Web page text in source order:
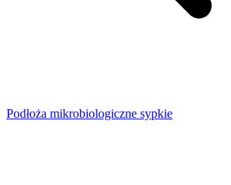
Podłoża mikrobiologiczne sypkie